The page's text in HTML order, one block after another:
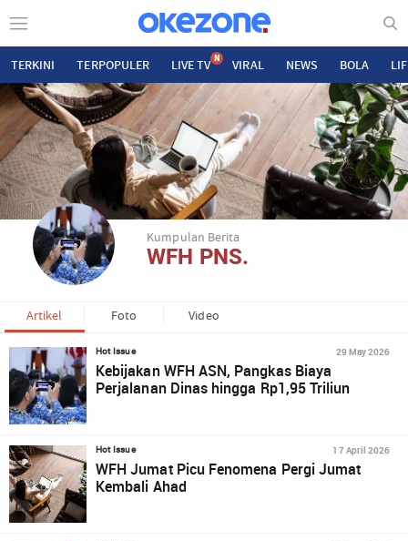
TERKINI TERPOPULER LIVE TV N VIRAL NEWS BOLA
Kumpulan Berita
WFH PNS.
Artikel Foto Video
Hot Issue 29 May 2026
Kebijakan WFH ASN, Pangkas Biaya
Perjalanan Dinas hingga Rp1,95 Triliun
Hot Issue 17 April 2026
WFH Jumat Picu Fenomena Pergi Jumat
Kembali Ahad